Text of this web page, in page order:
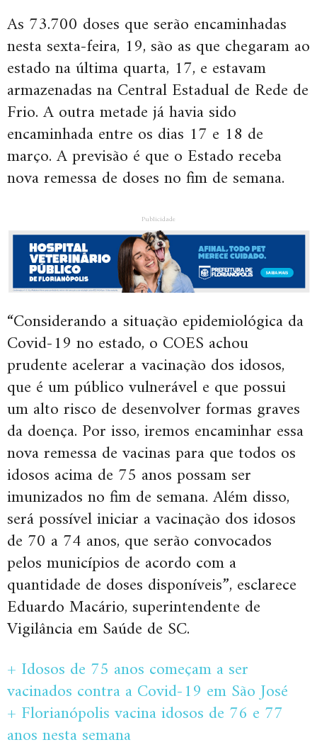
As 73.700 doses que serão encaminhadas
nesta sexta-feira, 19, são as que chegaram ao
estado na última quarta, 17, e estavam
armazenadas na Central Estadual de Rede de
Frio. A outra metade já havia sido
encaminhada entre os dias 17 e 18 de
março. A previsão é que o Estado receba
nova remessa de doses no fim de semana.
Publicidade
“Considerando a situação epidemiológica da
Covid-19 no estado, o COES achou
prudente acelerar a vacinação dos idosos,
que é um público vulnerável e que possui
um alto risco de desenvolver formas graves
da doença. Por isso, iremos encaminhar essa
nova remessa de vacinas para que todos os
idosos acima de 75 anos possam ser
imunizados no fim de semana. Além disso,
será possível iniciar a vacinação dos idosos
de 70 a 74 anos, que serão convocados
pelos municípios de acordo com a
quantidade de doses disponíveis”, esclarece
Eduardo Macário, superintendente de
Vigilância em Saúde de SC.
+ Idosos de 75 anos começam a ser
vacinados contra a Covid-19 em São José
+ Florianópolis vacina idosos de 76 e 77
anos nesta semana